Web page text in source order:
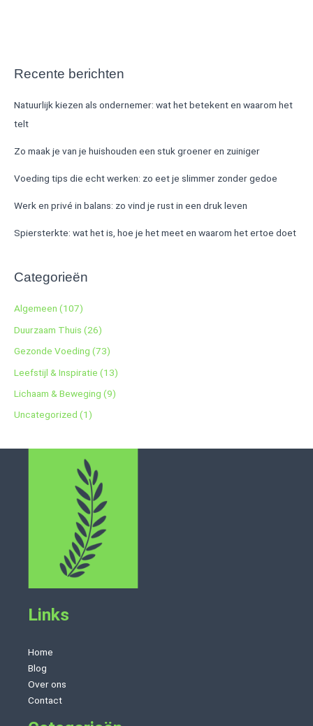
Recente berichten
Natuurlijk kiezen als ondernemer: wat het betekent en waarom het
telt
Zo maak je van je huishouden een stuk groener en zuiniger
Voeding tips die echt werken: zo eet je slimmer zonder gedoe
Werk en privé in balans: zo vind je rust in een druk leven
Spiersterkte: wat het is, hoe je het meet en waarom het ertoe doet
Categorieën
Algemeen (107)
Duurzaam Thuis (26)
Gezonde Voeding (73)
Leefstijl & Inspiratie (13)
Lichaam & Beweging (9)
Uncategorized (1)
Links
Home
Blog
Over ons
Contact